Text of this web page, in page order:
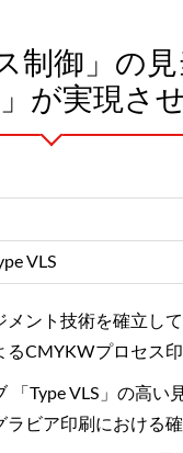
制御」の見
が実現さ
VLS
ント技術を確立し
CMYKWプロセス印
Type VLS」の高
ビア印刷における